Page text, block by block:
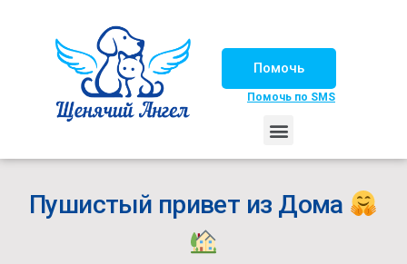
Помочь
Помочь по SMS
Пушистый привет из Дома